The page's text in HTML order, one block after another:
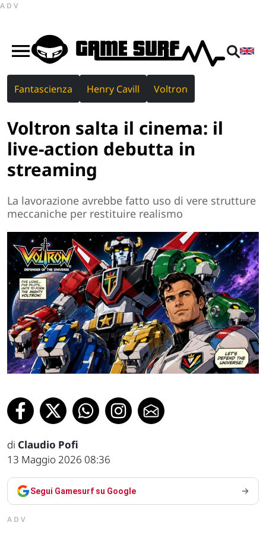
ADV
Fantascienza Henry Cavill Voltron
Voltron salta il cinema: il
live-action debutta in
streaming
La lavorazione avrebbe fatto uso di vere strutture
meccaniche per restituire realismo
di Claudio Pofi
13 Maggio 2026 08:36
Segui Gamesurf su Google
ADV